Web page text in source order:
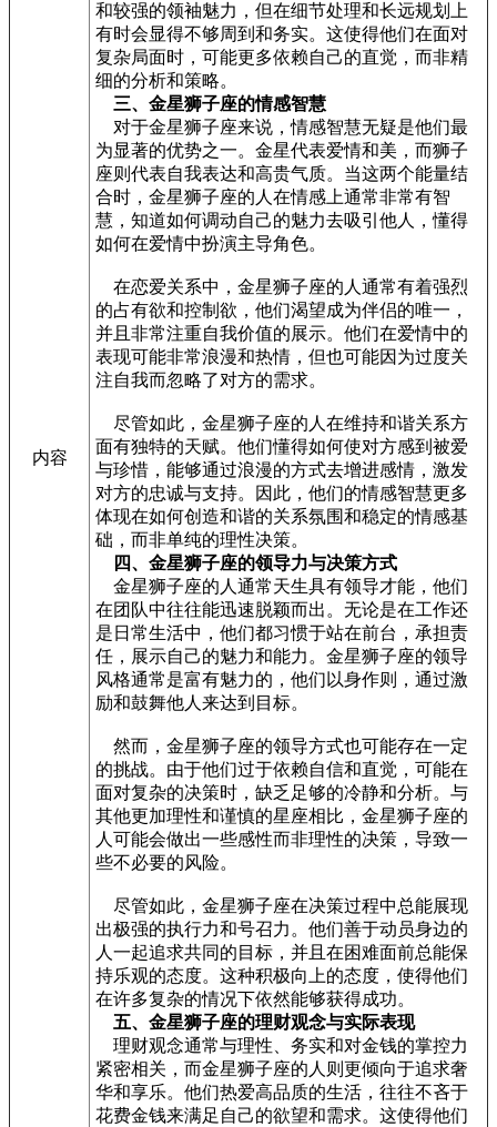
内容
和较强的领袖魅力，但在细节处理和长远规划上
有时会显得不够周到和务实。这使得他们在面对
复杂局面时，可能更多依赖自己的直觉，而非精
细的分析和策略。
三、金星狮子座的情感智慧
对于金星狮子座来说，情感智慧无疑是他们最
为显著的优势之一。金星代表爱情和美，而狮子
座则代表自我表达和高贵气质。当这两个能量结
合时，金星狮子座的人在情感上通常非常有智
慧，知道如何调动自己的魅力去吸引他人，懂得
如何在爱情中扮演主导角色。
在恋爱关系中，金星狮子座的人通常有着强烈
的占有欲和控制欲，他们渴望成为伴侣的唯一，
并且非常注重自我价值的展示。他们在爱情中的
表现可能非常浪漫和热情，但也可能因为过度关
注自我而忽略了对方的需求。
尽管如此，金星狮子座的人在维持和谐关系方
面有独特的天赋。他们懂得如何使对方感到被爱
与珍惜，能够通过浪漫的方式去增进感情，激发
对方的忠诚与支持。因此，他们的情感智慧更多
体现在如何创造和谐的关系氛围和稳定的情感基
础，而非单纯的理性决策。
四、金星狮子座的领导力与决策方式
金星狮子座的人通常天生具有领导才能，他们
在团队中往往能迅速脱颖而出。无论是在工作还
是日常生活中，他们都习惯于站在前台，承担责
任，展示自己的魅力和能力。金星狮子座的领导
风格通常是富有魅力的，他们以身作则，通过激
励和鼓舞他人来达到目标。
然而，金星狮子座的领导方式也可能存在一定
的挑战。由于他们过于依赖自信和直觉，可能在
面对复杂的决策时，缺乏足够的冷静和分析。与
其他更加理性和谨慎的星座相比，金星狮子座的
人可能会做出一些感性而非理性的决策，导致一
些不必要的风险。
尽管如此，金星狮子座在决策过程中总能展现
出极强的执行力和号召力。他们善于动员身边的
人一起追求共同的目标，并且在困难面前总能保
持乐观的态度。这种积极向上的态度，使得他们
在许多复杂的情况下依然能够获得成功。
五、金星狮子座的理财观念与实际表现
理财观念通常与理性、务实和对金钱的掌控力
紧密相关，而金星狮子座的人则更倾向于追求奢
华和享乐。他们热爱高品质的生活，往往不吝于
花费金钱来满足自己的欲望和需求。这使得他们